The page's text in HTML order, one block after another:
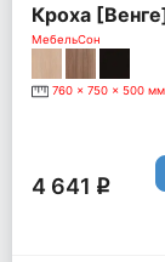
Кроха
МебельСон
760 x 750 x 500 мм
4 641 q